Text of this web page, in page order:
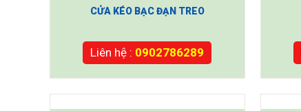
CỬA KÉO BẠC ĐẠN TREO
Liên hệ : 0902786289